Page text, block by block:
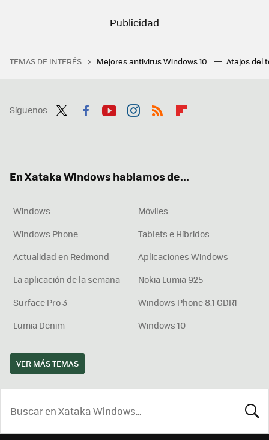
TEMAS DE INTERÉS Mejores antivirus Windows 10 Atajos del
Síguenos
En Xataka Windows hablamos de...
Windows
Móviles
Windows Phone
Tablets e Híbridos
Actualidad en Redmond
Aplicaciones Windows
La aplicación de la semana
Nokia Lumia 925
Surface Pro 3
Windows Phone 8.1 GDR1
Lumia Denim
Windows 10
VER MÁS TEMAS